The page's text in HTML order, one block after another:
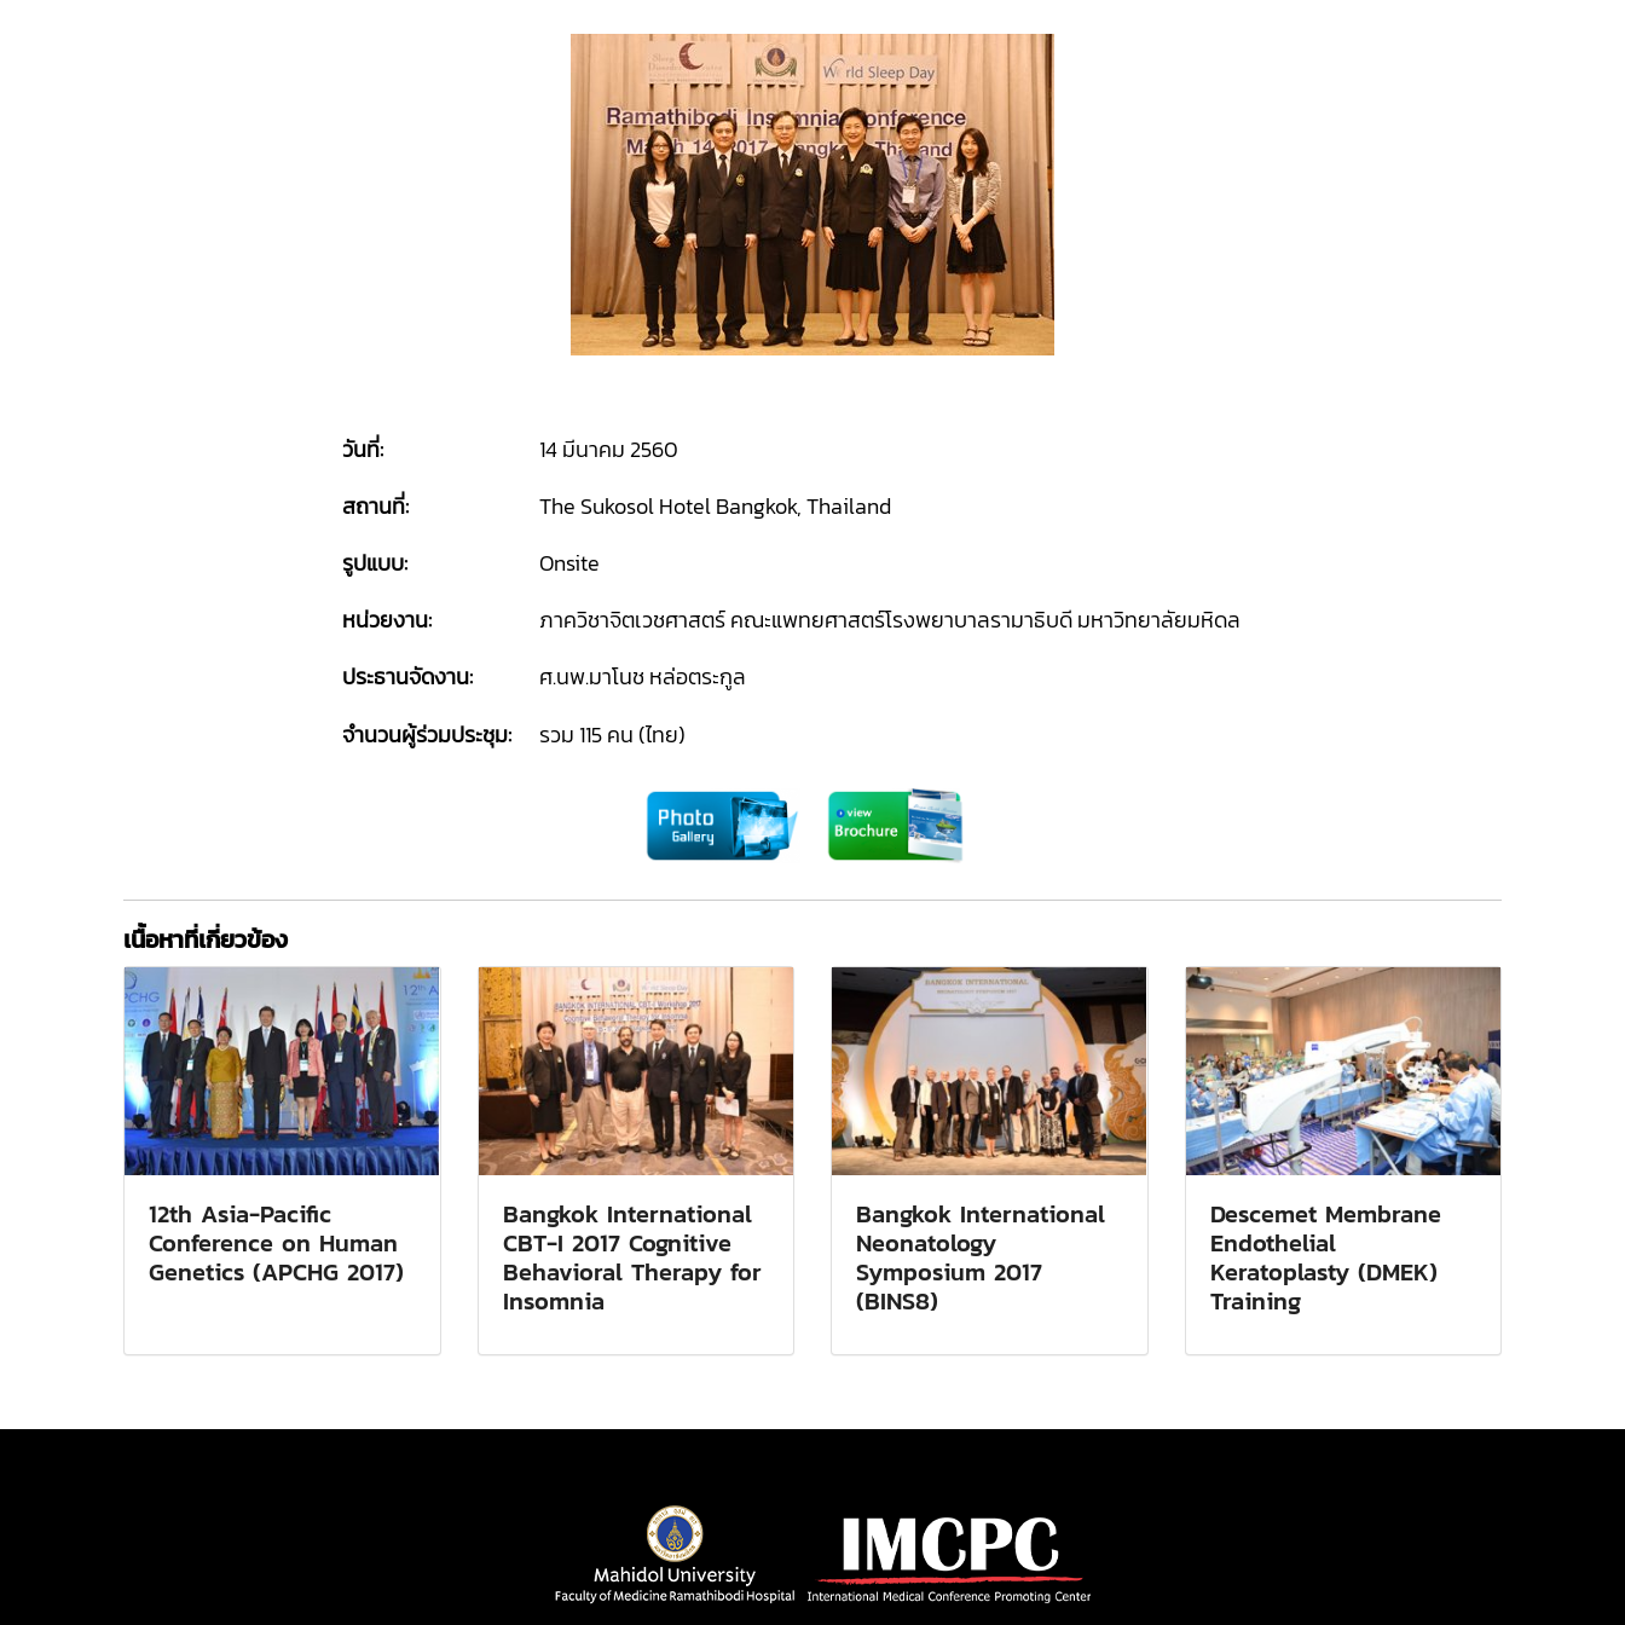
วันที่:
14 มีนาคม 2560
สถานที่:
The Sukosol Hotel Bangkok, Thailand
รูปแบบ:
Onsite
หน่วยงาน:
ภาควิชาจิตเวชศาสตร์ คณะแพทยศาสตร์โรงพยาบาลรามาธิบดี มหาวิทยาลัยมหิดล
ประธานจัดงาน:
ศ.นพ.มาโนช หล่อตระกูล
จำนวนผู้ร่วมประชุม:
รวม 115 คน (ไทย)
เนื้อหาที่เกี่ยวข้อง
12th Asia-Pacific
Conference on Human
Genetics (APCHG 2017)
Bangkok International
CBT-I 2017 Cognitive
Behavioral Therapy for
Insomnia
Bangkok International
Neonatology
Symposium 2017
(BINS8)
Descemet Membrane
Endothelial
Keratoplasty (DMEK)
Training